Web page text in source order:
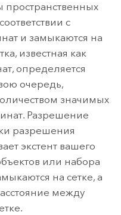
пространственных
с
и замыкаются на
известная как
определяется
очередь,
значимых
Разрешение
разрешения
экстент вашего
или набора
на сетке, а
между